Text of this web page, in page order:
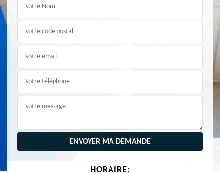
HORAIRE: